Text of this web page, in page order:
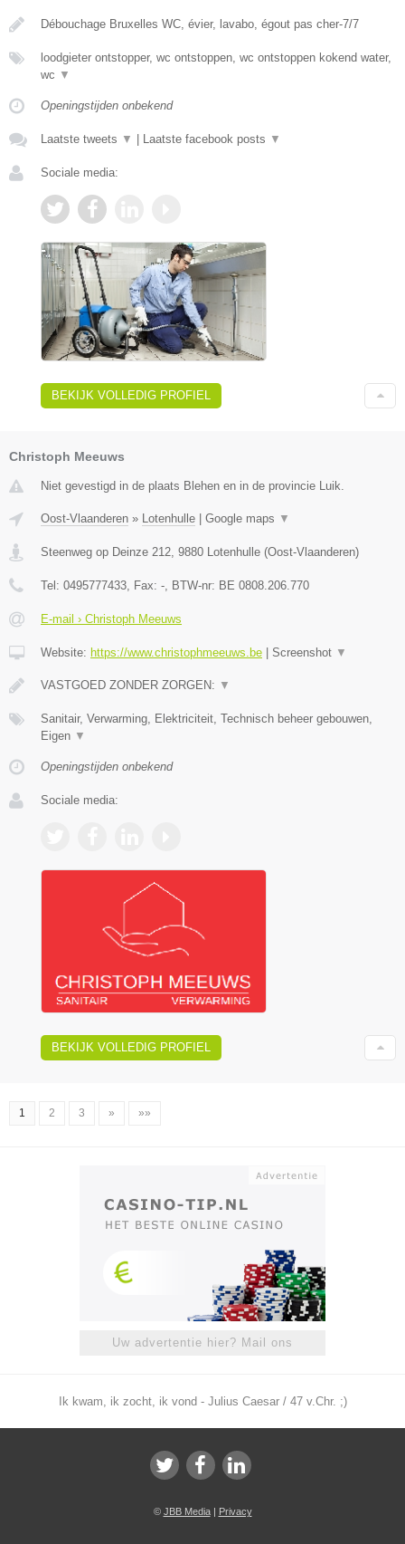
Débouchage Bruxelles WC, évier, lavabo, égout pas cher-7/7
loodgieter ontstopper, wc ontstoppen, wc ontstoppen kokend water,
wc ▼
Openingstijden onbekend
Laatste tweets ▼ Laatste facebook posts ▼
Sociale media:
BEKIJK VOLLEDIG PROFIEL
Christoph Meeuws
Niet gevestigd in de plaats Blehen en in de provincie Luik.
Oost-Vlaanderen » Lotenhulle Google maps ▼
Steenweg op Deinze 212 9880 Lotenhulle (Oost-Vlaanderen)
Tel: 0495777433 , Fax: - , BTW-nr: BE 0808.206.770
E-mail › Christoph Meeuws
Website: https://www.christophmeeuws.be Screenshot ▼
VASTGOED ZONDER ZORGEN: ▼
Sanitair, Verwarming, Elektriciteit, Technisch beheer gebouwen,
Eigen ▼
Openingstijden onbekend
Sociale media:
BEKIJK VOLLEDIG PROFIEL
1 2 3 » »»
Uw advertentie hier? Mail ons
Ik kwam, ik zocht, ik vond - Julius Caesar / 47 v.Chr. ;)
© JBB Media| Privacy